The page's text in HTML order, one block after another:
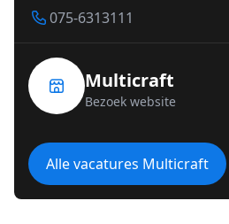
075-6313111
Multicraft
Bezoek website
Alle vacatures Multicraft